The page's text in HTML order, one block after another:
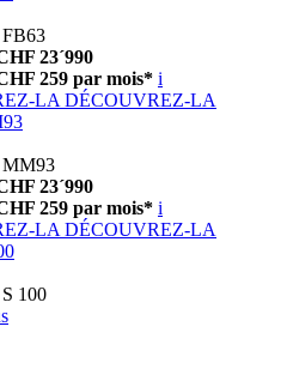
23´990
259 par mois* i
LA DÉCOUVREZ-LA
MM93
23´990
259 par mois* i
LA DÉCOUVREZ-LA
100